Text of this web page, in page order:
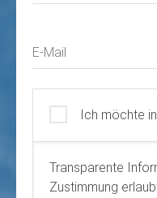
E-Mail
Ich möchte
Transparente
Zustimmung